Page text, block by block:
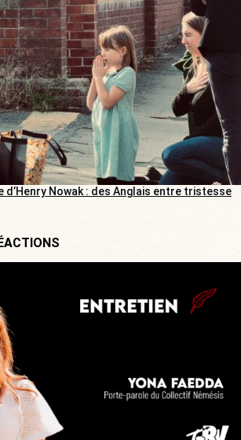
d’Henry Nowak : des Anglais entre tristesse